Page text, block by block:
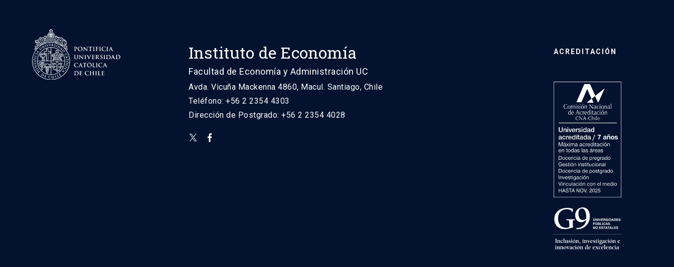
Instituto de Economía
Facultad de Economía y Administración UC
Avda. Vicuña Mackenna 4860, Macul. Santiago, Chile
Teléfono: +56 2 2354 4303
Dirección de Postgrado: +56 2 2354 4028
ACREDITACIÓN